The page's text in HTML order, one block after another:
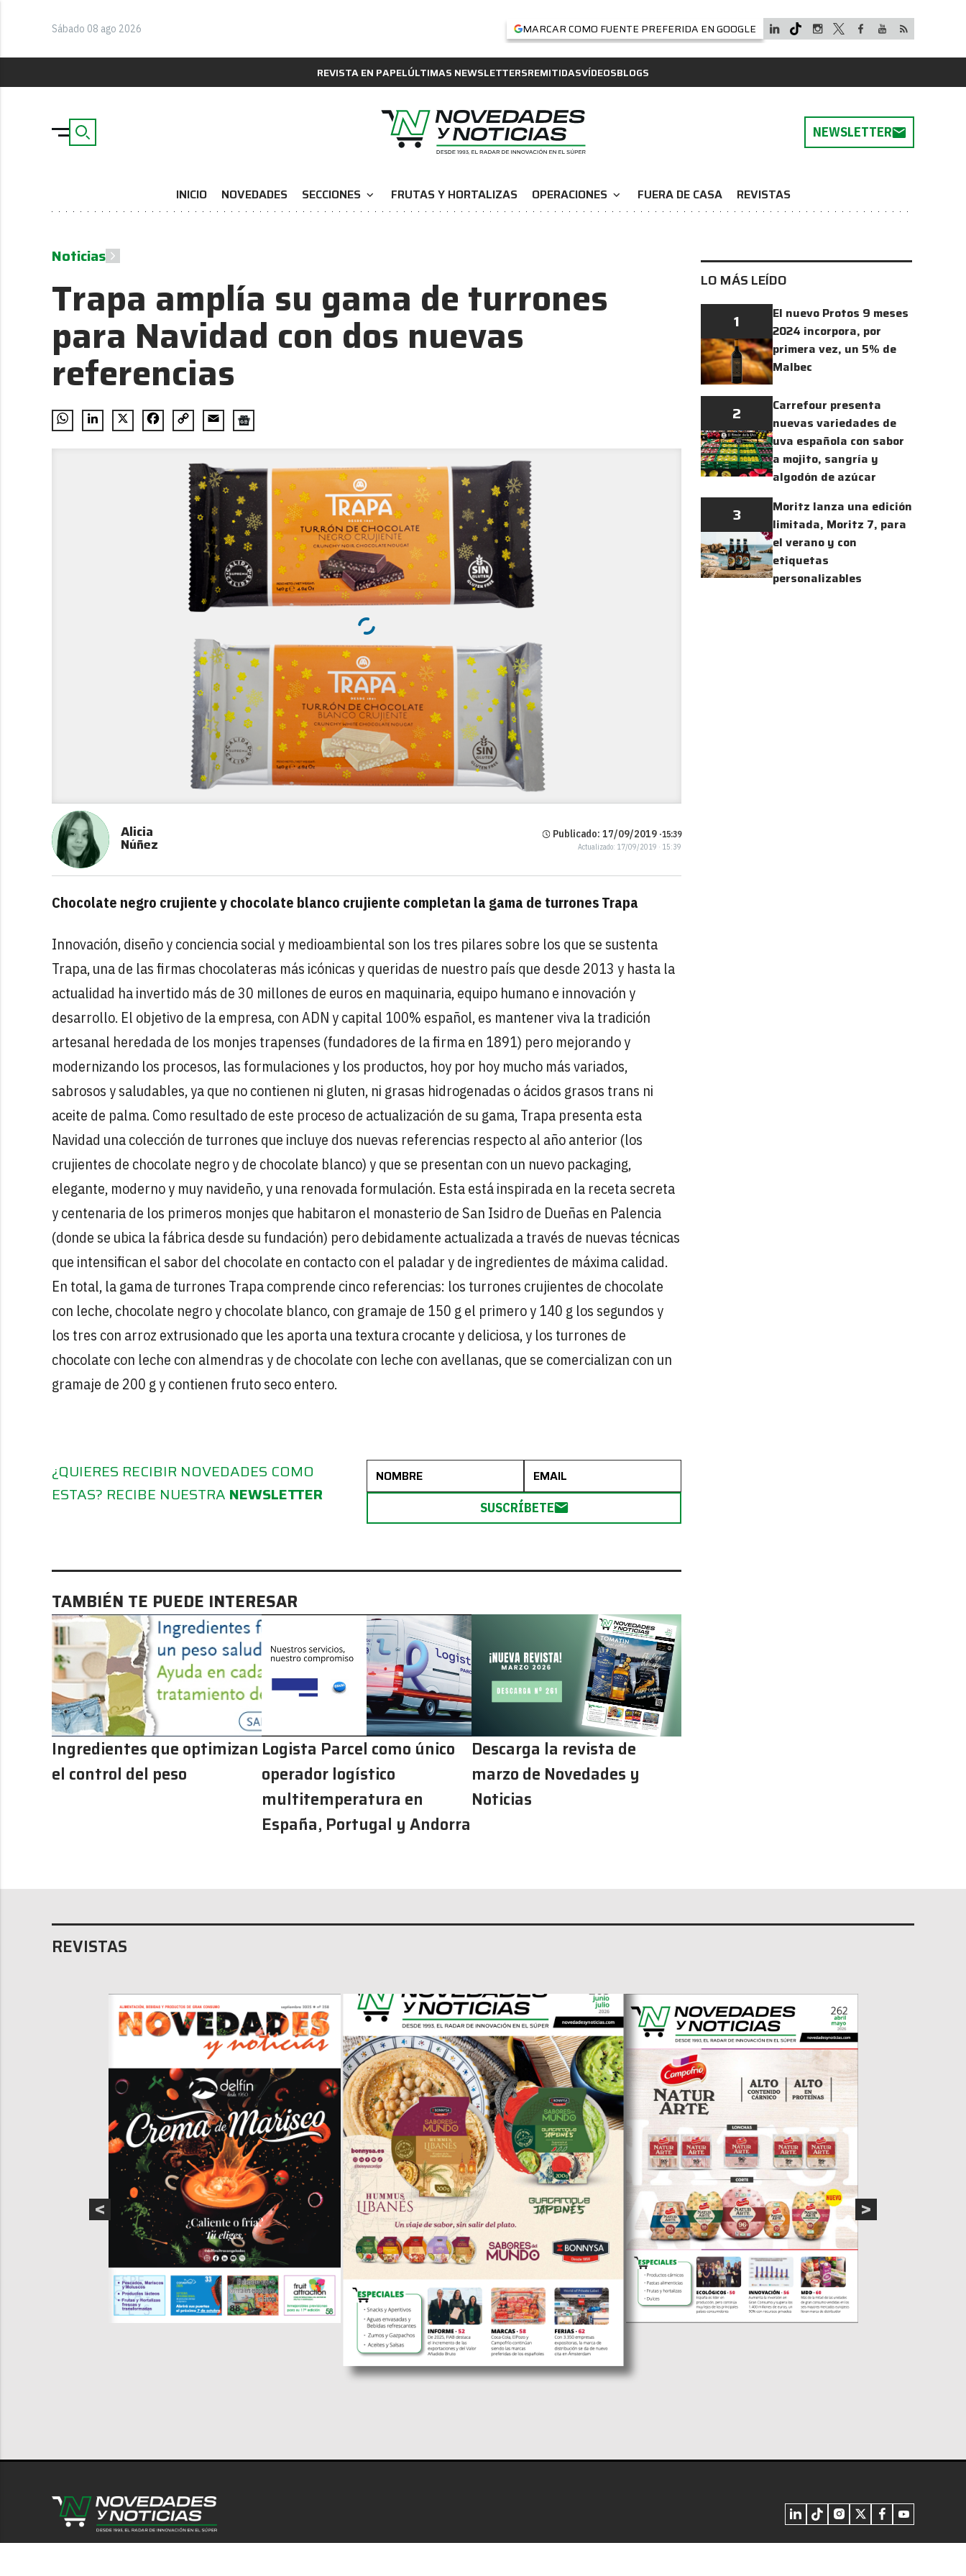
Sábado 08 ago 2026 MARCAR COMO FUENTE PREFERIDA EN GOOGLE
REVISTA EN PAPELÚLTIMAS NEWSLETTERSREMITIDASVÍDEOSBLOGS
NEWSLETTER
INICIO NOVEDADES SECCIONES expand_more FRUTAS Y HORTALIZAS OPERACIONES expand_more FUERA DE CASA REVISTAS
Noticias
Trapa amplía su gama de turrones
para Navidad con dos nuevas
referencias
WhatsAppLinkedIn
X FacebookCopy
Email
LO MÁS LEÍDO
1
El nuevo Protos 9 meses
2024 incorpora, por
primera vez, un 5% de
Malbec
2
Carrefour presenta
nuevas variedades de
uva española con sabor
a mojito, sangría y
algodón de azúcar
3
Moritz lanza una edición
limitada, Moritz 7, para
el verano y con
etiquetas
personalizables
Alicia
Núñez
Publicado: 17/09/2019 ·15:39
Actualizado: 17/09/2019 · 15:39
Chocolate negro crujiente y chocolate blanco crujiente completan la gama de turrones Trapa
Innovación, diseño y conciencia social y medioambiental son los tres pilares sobre los que se sustenta
Trapa, una de las firmas chocolateras más icónicas y queridas de nuestro país que desde 2013 y hasta la
actualidad ha invertido más de 30 millones de euros en maquinaria, equipo humano e innovación y
desarrollo. El objetivo de la empresa, con ADN y capital 100% español, es mantener viva la tradición
artesanal heredada de los monjes trapenses (fundadores de la firma en 1891) pero mejorando y
modernizando los procesos, las formulaciones y los productos, hoy por hoy mucho más variados,
sabrosos y saludables, ya que no contienen ni gluten, ni grasas hidrogenadas o ácidos grasos trans ni
aceite de palma. Como resultado de este proceso de actualización de su gama, Trapa presenta esta
Navidad una colección de turrones que incluye dos nuevas referencias respecto al año anterior (los
crujientes de chocolate negro y de chocolate blanco) y que se presentan con un nuevo packaging,
elegante, moderno y muy navideño, y una renovada formulación. Esta está inspirada en la receta secreta
y centenaria de los primeros monjes que habitaron el monasterio de San Isidro de Dueñas en Palencia
(donde se ubica la fábrica desde su fundación) pero debidamente actualizada a través de nuevas técnicas
que intensifican el sabor del chocolate en contacto con el paladar y de ingredientes de máxima calidad.
En total, la gama de turrones Trapa comprende cinco referencias: los turrones crujientes de chocolate
con leche, chocolate negro y chocolate blanco, con gramaje de 150 g el primero y 140 g los segundos y
los tres con arroz extrusionado que les aporta una textura crocante y deliciosa, y los turrones de
chocolate con leche con almendras y de chocolate con leche con avellanas, que se comercializan con un
gramaje de 200 g y contienen fruto seco entero.
¿QUIERES RECIBIR NOVEDADES COMO
ESTAS? RECIBE NUESTRA NEWSLETTER
SUSCRÍBETE
TAMBIÉN TE PUEDE INTERESAR
Ingredientes que optimizan
el control del peso
Logista Parcel como único
operador logístico
multitemperatura en
España, Portugal y Andorra
Descarga la revista de
marzo de Novedades y
Noticias
REVISTAS